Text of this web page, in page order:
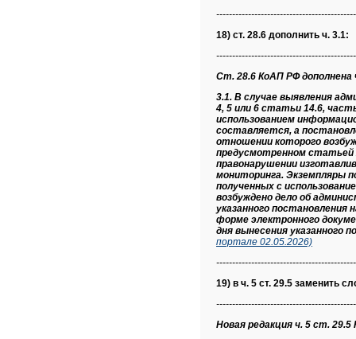
18) ст. 28.6 дополнить ч. 3.1:
Ст. 28.6 КоАП РФ дополнена
3.1. В случае выявления
4, 5 или 6 статьи 14.6,
использованием
составляется, а
отношении которого
предусмотренном статьей
правонарушении
мониторинга. Экземпляры
полученных с
возбуждено дело об
указанного
форме электронного
дня вынесения указанного
портале 02.05.2026)
19) в ч. 5 ст. 29.5 заменить
Новая редакция ч. 5 ст.